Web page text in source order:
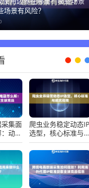
使用边界在哪里？哪些场景
场景有风险？
集面
动态
爬虫业务稳定动态IP
选型，核心标准与避